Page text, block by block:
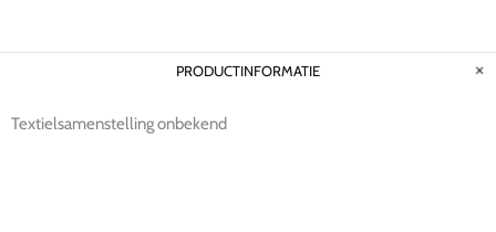
PRODUCTINFORMATIE
Textielsamenstelling onbekend